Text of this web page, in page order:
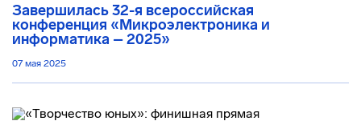
Завершилась 32-я всероссийская
конференция «Микроэлектроника и
информатика – 2025»
07 мая 2025